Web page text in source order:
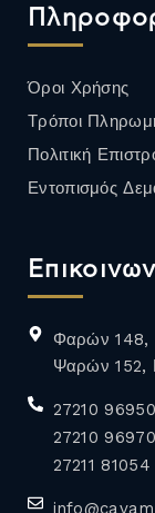
Όροι Χρήσης
Τρόποι
Πολιτική
Εντοπισμός
Φαρών 148,
Ψαρών 152,
27210 96950
27210 96970
27211 81054